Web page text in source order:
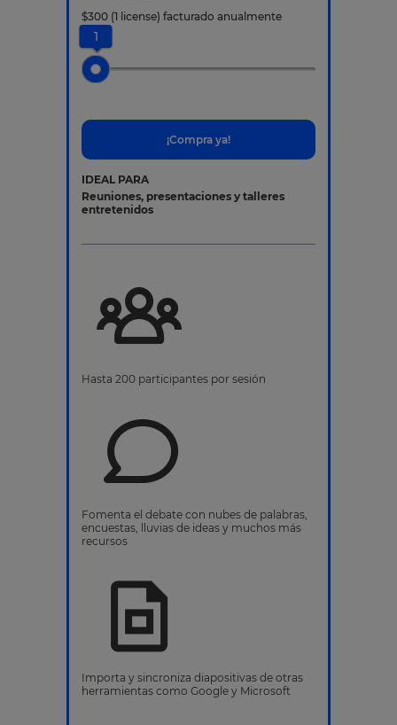
$300 (1 license) facturado anualmente
1
¡Compra ya!
IDEAL PARA
Reuniones, presentaciones y talleres
entretenidos
Hasta 200 participantes por sesión
Fomenta el debate con nubes de palabras,
encuestas, lluvias de ideas y muchos más
recursos
Importa y sincroniza diapositivas de otras
herramientas como Google y Microsoft